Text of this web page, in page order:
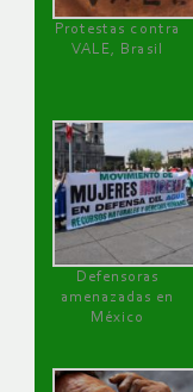
Protestas contra
VALE, Brasil
Defensoras
amenazadas en
México